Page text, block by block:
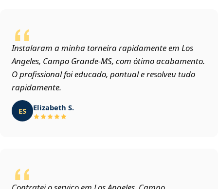
Instalaram a minha torneira rapidamente em Los
Angeles, Campo Grande‑MS, com ótimo acabamento.
O profissional foi educado, pontual e resolveu tudo
rapidamente.
ES Elizabeth S.